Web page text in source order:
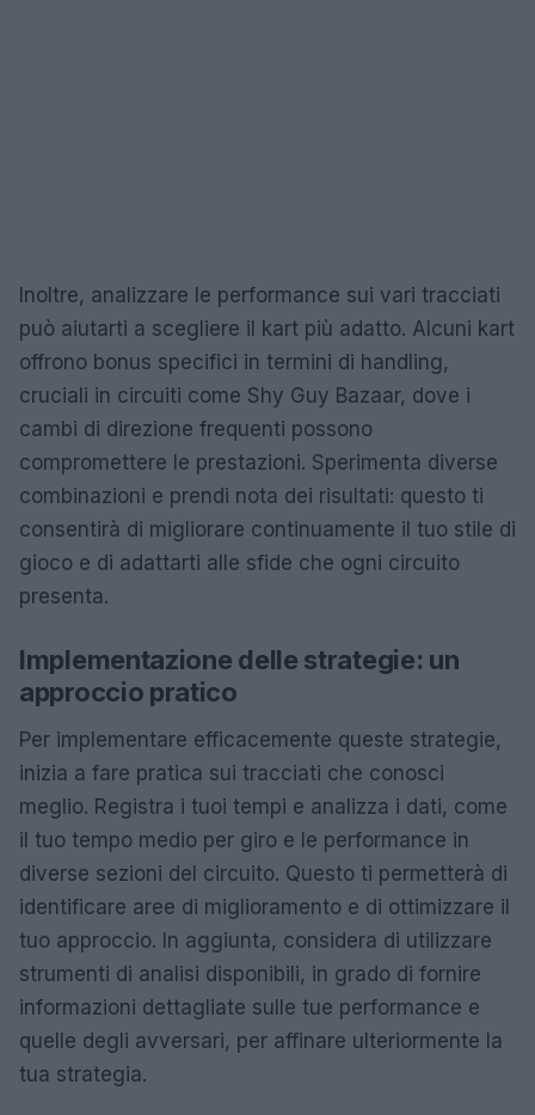
Inoltre, analizzare le performance sui vari tracciati
può aiutarti a scegliere il kart più adatto. Alcuni kart
offrono bonus specifici in termini di handling,
cruciali in circuiti come Shy Guy Bazaar, dove i
cambi di direzione frequenti possono
compromettere le prestazioni. Sperimenta diverse
combinazioni e prendi nota dei risultati: questo ti
consentirà di migliorare continuamente il tuo stile di
gioco e di adattarti alle sfide che ogni circuito
presenta.
Implementazione delle strategie: un
approccio pratico
Per implementare efficacemente queste strategie,
inizia a fare pratica sui tracciati che conosci
meglio. Registra i tuoi tempi e analizza i dati, come
il tuo tempo medio per giro e le performance in
diverse sezioni del circuito. Questo ti permetterà di
identificare aree di miglioramento e di ottimizzare il
tuo approccio. In aggiunta, considera di utilizzare
strumenti di analisi disponibili, in grado di fornire
informazioni dettagliate sulle tue performance e
quelle degli avversari, per affinare ulteriormente la
tua strategia.